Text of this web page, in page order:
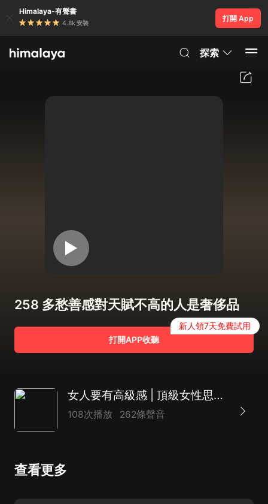
Himalaya-有聲書
4.8k 安裝
打開 App
探索
258 多愁善感對天賦不高的人是奢侈品
打開APP收聽
新人領7天免費試用
女人要有高級感 | 頂級女性思維 | 卡耐基女性成長課｜格局 | 張愛玲傳｜楊絳
108次播放 262條聲音
查看更多